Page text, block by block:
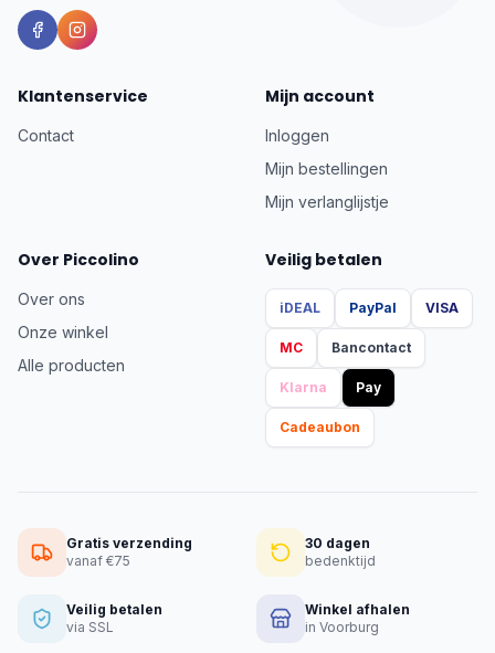
Klantenservice
Contact
Mijn account
Inloggen
Mijn bestellingen
Mijn verlanglijstje
Over Piccolino
Over ons
Onze winkel
Alle producten
Veilig betalen
iDEAL PayPal VISA
MC Bancontact
Klarna Pay
Cadeaubon
Gratis verzending
vanaf €75
30 dagen
bedenktijd
Veilig betalen
via SSL
Winkel afhalen
in Voorburg